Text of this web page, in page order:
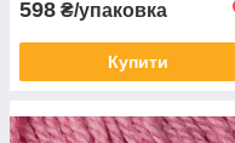
598 ₴/упаковка
Купити